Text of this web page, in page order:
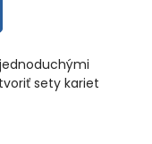
sety kariet